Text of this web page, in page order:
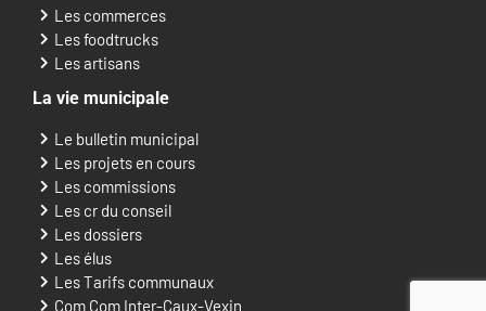
Les commerces
Les foodtrucks
Les artisans
La vie municipale
Le bulletin municipal
Les projets en cours
Les commissions
Les cr du conseil
Les dossiers
Les élus
Les Tarifs communaux
Com Com Inter-Caux-Vexin